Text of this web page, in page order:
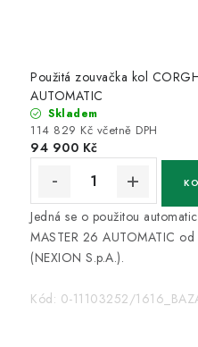
Použitá zouvačka kol
AUTOMATIC
Skladem
114 829 Kč včetně DPH
94 900 Kč
Jedná se o použitou
MASTER 26 AUTOMATIC
(NEXION S.p.A.).
Kód: 0-11103252/